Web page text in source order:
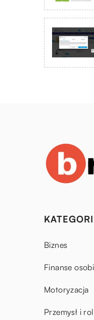
Biznes
Finanse
Motoryzacja
Przemysł i